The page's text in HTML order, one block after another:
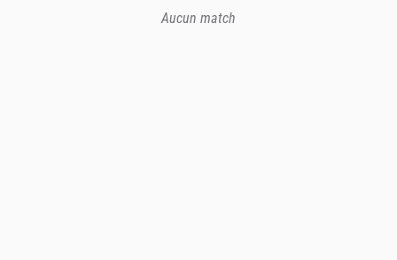
Aucun match